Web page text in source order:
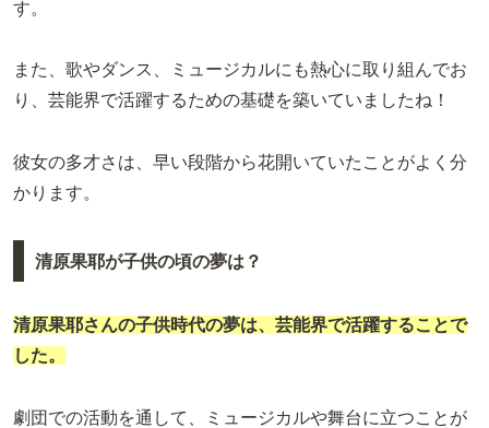
す。
また、歌やダンス、ミュージカルにも熱心に取り組んでお
り、芸能界で活躍するための基礎を築いていましたね！
彼女の多才さは、早い段階から花開いていたことがよく分
かります。
清原果耶が子供の頃の夢は？
清原果耶さんの子供時代の夢は、芸能界で活躍することで
した。
劇団での活動を通して、ミュージカルや舞台に立つことが